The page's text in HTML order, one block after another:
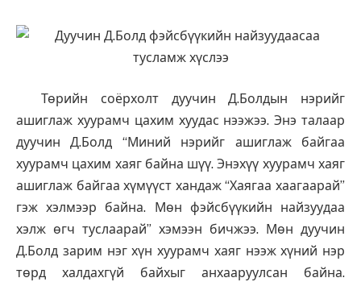
Төрийн соёрхолт дуучин Д.Болдын нэрийг
ашиглаж хуурамч цахим хуудас нээжээ. Энэ талаар
дуучин Д.Болд “Миний нэрийг ашиглаж байгаа
хуурамч цахим хаяг байна шүү. Энэхүү хуурамч хаяг
ашиглаж байгаа хүмүүст хандаж “Хаягаа хаагаарай”
гэж хэлмээр байна. Мөн фэйсбүүкийн найзуудаа
хэлж өгч туслаарай” хэмээн бичжээ. Мөн дуучин
Д.Болд зарим нэг хүн хуурамч хаяг нээж хүний нэр
төрд халдахгүй байхыг анхааруулсан байна.